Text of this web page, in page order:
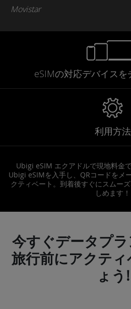
Movistar
eSIMの対応デバイスを
利用方法
Ubigi eSIM エクアドルで現地料金
Ubigi eSIMを入手し、QRコードをメ
クティベート。到着後すぐにスムー
しめます！
今すぐデータプラ
旅行前にアクテ
ょう!